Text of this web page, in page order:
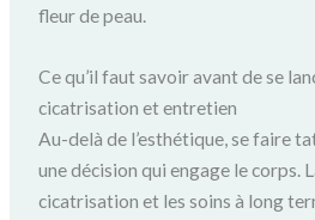
fleur de peau.
Ce qu’il faut savoir avant de se
cicatrisation et entretien
Au-delà de l’esthétique, se faire
une décision qui engage le corps.
cicatrisation et les soins à long